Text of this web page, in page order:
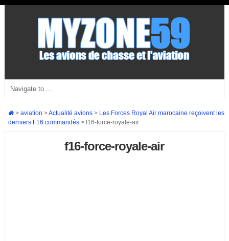
> aviation >Actualité avions> Les Forces Royal Air marocaine reçoivent les
derniers F16 commandés> f16-force-royale-air
f16-force-royale-air